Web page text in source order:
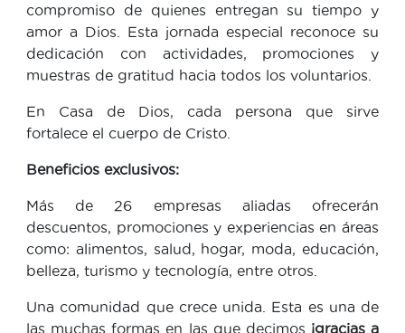
compromiso de quienes entregan su tiempo y
amor a Dios. Esta jornada especial reconoce su
dedicación con actividades, promociones y
muestras de gratitud hacia todos los voluntarios.
En Casa de Dios, cada persona que sirve
fortalece el cuerpo de Cristo.
Beneficios exclusivos:
Más de 26 empresas aliadas ofrecerán
descuentos, promociones y experiencias en áreas
como: alimentos, salud, hogar, moda, educación,
belleza, turismo y tecnología, entre otros.
Una comunidad que crece unida. Esta es una de
las muchas formas en las que decimos ¡gracias a